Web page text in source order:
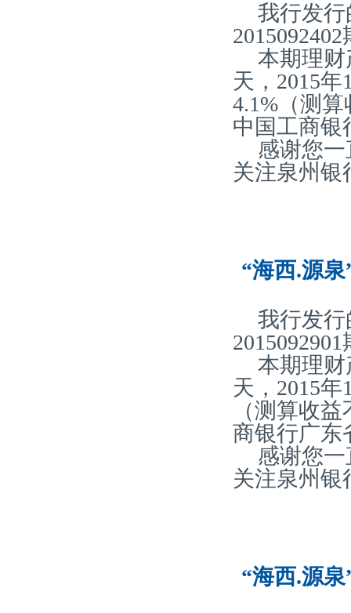
我行发行
本期理财
天，2015
4.1%（测
中国工商银
感谢您
关注泉州银
“海西.源
我行发行
本期理财
天，2015
（测算收
商银行广东
感谢您
关注泉州银
“海西.源